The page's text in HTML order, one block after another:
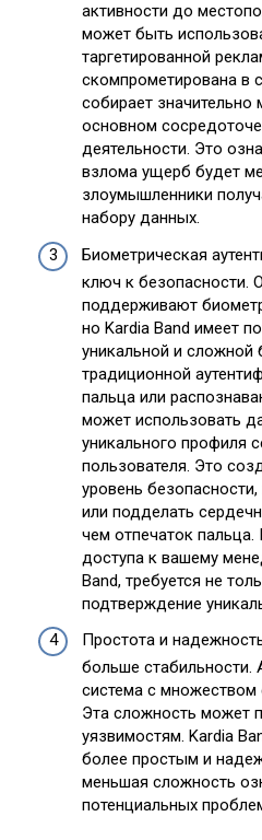
активности до
может быть
таргетированной
скомпрометирована в
собирает
основном
деятельности. Это
взлома ущерб будет
злоумышленники
набору данных.
Биометрическая
ключ к безопасности.
поддерживают
но Kardia Band имеет
уникальной и
традиционной
пальца или
может использовать
уникального профиля
пользователя. Это
уровень
или подделать
чем отпечаток пальца.
доступа к вашему
Band, требуется не
подтверждение
Простота и
больше стабильности.
система с
Эта сложность может
уязвимостям. Kardia
более простым и
меньшая сложность
потенциальных